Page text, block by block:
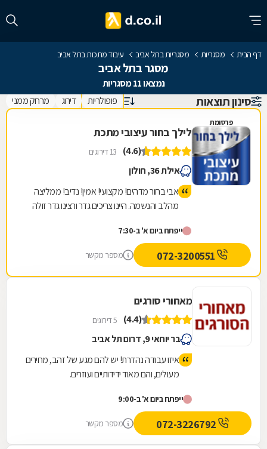
דף הבית מסגריות מסגריות בתל אביב עיבוד מתכות בתל אביב
מסגר בתל אביב
נמצאו 11 מסגריות
סינון תוצאות פופולריות דירוג מרחק ממני
פרסומת
לילך בחור עיצובי מתכת
(4.6) 13 דירוגים
אילת 36, חולון
אבי בחור מדהים! מקצועי! אמין! נדיב! ממליצה
מהלב והנשמה. היינו צריכים גדר ורצינו גדר זולה
לא ממליץ על הגדר שרצינו, אבל אנחנו
התעקשנו כי רצינו זול. ביום ההתקנה אבי שם לנו
גדר יותר יקרה כי זה היה בניגוד למה שהמליץ
ולקח מחיר נמוך לפי הגדר הוזלה. בעניין התשלום
על סמך מילה וגבה את הכסף מהקבלן, בנוסף
הגיע בזמן ותיתק את העבודה. עד היום אנחנו
בקשר של חג שמח וכדומה מאחר שבאמת אדם
אשמח לעזור, אפרת ברוכים
ייפתח ביום א' ב-7:30
מספר מקשר
מאחורי סורגים
(4.4) 5 דירוגים
בר יוחאי 9, דרום תל אביב
איזו עבודה נהדרת! יש להם מגע של זהב, מחירים
מעולים, והם מאוד ידידותיים ועוזרים.
ייפתח ביום א' ב-9:00
מספר מקשר